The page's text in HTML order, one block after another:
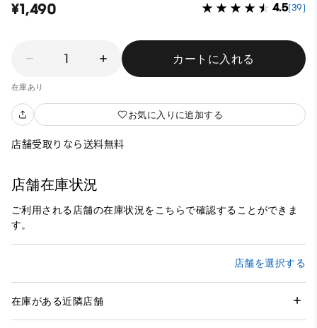
¥1,490 4.5(39)
1 カートに入れる
在庫あり
お気に入りに追加する
店舗受取りなら送料無料
店舗在庫状況
ご利用される店舗の在庫状況をこちらで確認することができま
す。
店舗を選択する
在庫がある近隣店舗